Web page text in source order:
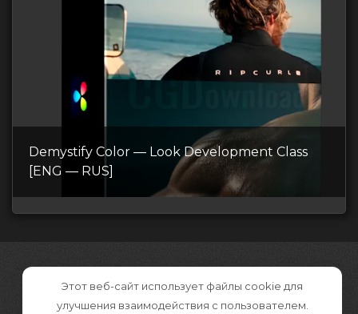
Demystify Color — Look Development Class
[ENG — RUS]
Этот веб-сайт использует файлы cookie для
улучшения взаимодействия с пользователем.